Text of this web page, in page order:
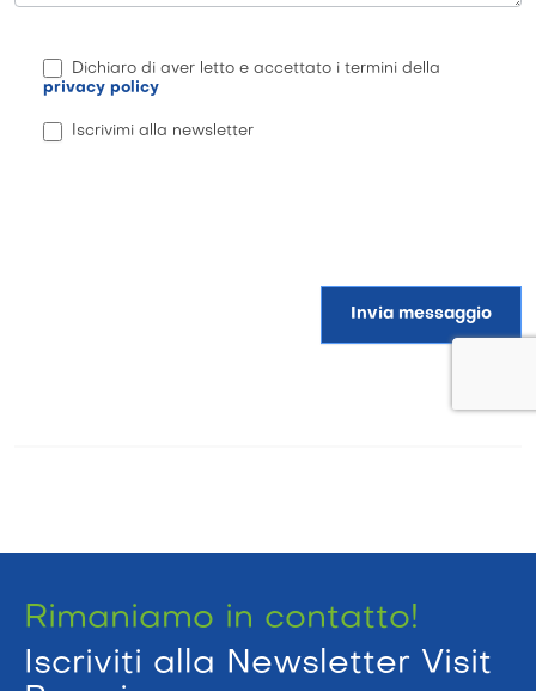
Dichiaro di aver letto e accettato i termini della
privacy policy
Iscrivimi alla newsletter
Invia messaggio
Rimaniamo in contatto!
Iscriviti alla Newsletter Visit